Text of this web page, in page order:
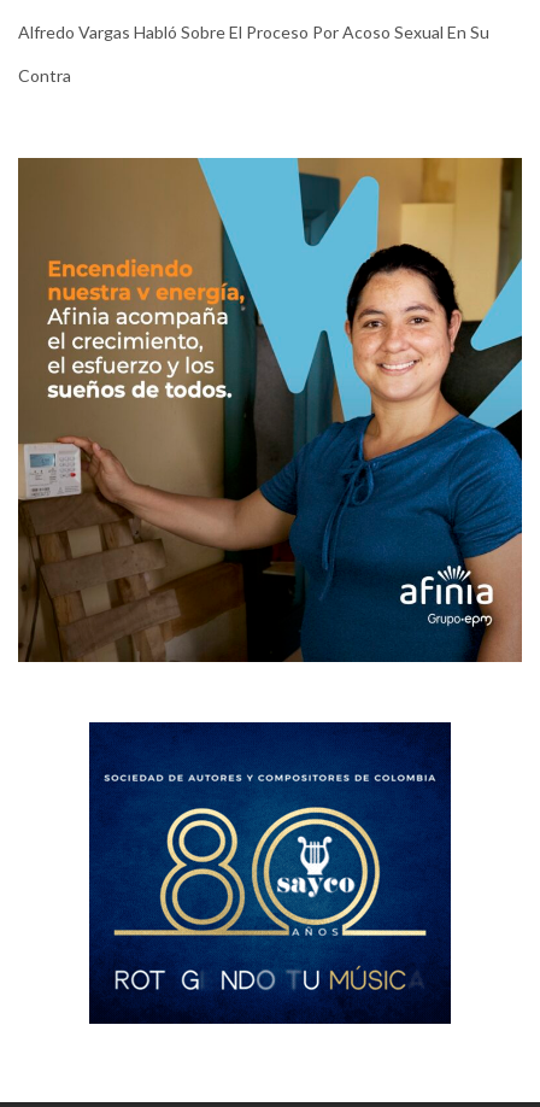
Alfredo Vargas Habló Sobre El Proceso Por Acoso Sexual En Su
Contra